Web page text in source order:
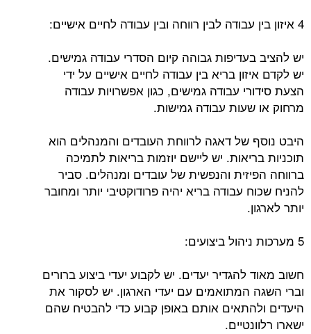
4 איזון בין עבודה לבין רווחה ובין עבודה לחיים אישיים:
יש להציב בעדיפות גבוהה קיום הסדרי עבודה גמישים.
יש לקדם איזון בריא בין עבודה לחיים אישיים על ידי
הצעת סידורי עבודה גמישים, כגון אפשרויות עבודה
מרחוק או שעות עבודה גמישות.
היבט נוסף של דאגה לרווחת העובדים והמנהלים הוא
תוכניות בריאות. יש ליישם יוזמות בריאות לתמיכה
ברווחה הפיזית והנפשית של עובדים ומנהלים. סביר
להניח שכוח עבודה בריא יהיה פרודוקטיבי יותר ומחובר
יותר לארגון.
5 מערכות ניהול ביצועים:
חשוב מאוד להגדיר יעדים. יש לקבוע יעדי ביצוע ברורים
וברי השגה המתואמים עם יעדי הארגון. יש לסקור את
היעדים ולהתאים אותם באופן קבוע כדי להבטיח שהם
ישארו רלוונטיים.